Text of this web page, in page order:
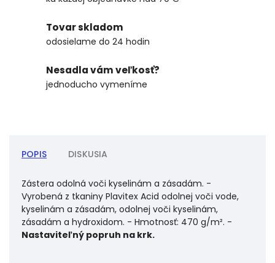
Tovar skladom
odosielame do 24 hodin
Nesadla vám veľkosť?
jednoducho vymeníme
POPIS DISKUSIA
Zástera odolná voči kyselinám a zásadám. -
Vyrobená z tkaniny Plavitex Acid odolnej voči vode,
kyselinám a zásadám, odolnej voči kyselinám,
zásadám a hydroxidom. - Hmotnosť: 470 g/m². -
Nastaviteľný popruh na krk.